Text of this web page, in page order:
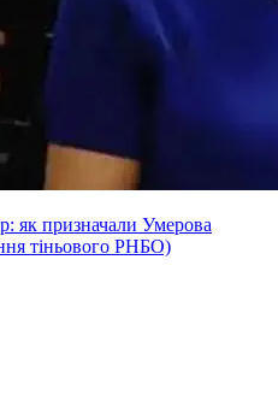
як призначали Умерова
тіньового РНБО)